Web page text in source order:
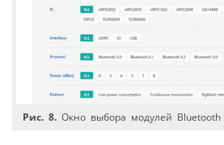
Рис. 8. Окно выбора модулей Bluetooth